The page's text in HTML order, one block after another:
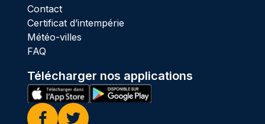
Contact
Certificat d’intempérie
Météo-villes
FAQ
Télécharger nos applications